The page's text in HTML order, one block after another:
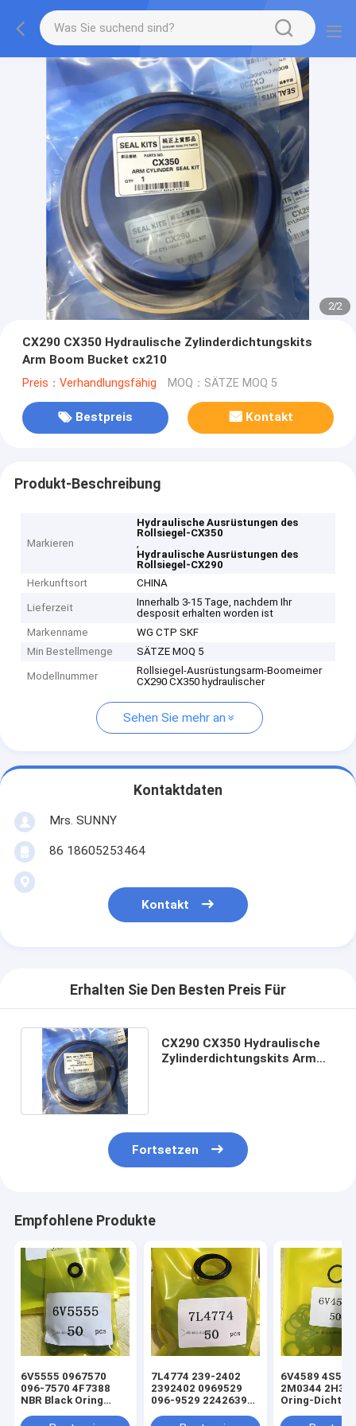
2/2
CX290 CX350 Hydraulische Zylinderdichtungskits
Arm Boom Bucket cx210
Preis：Verhandlungsfähig MOQ：SÄTZE MOQ 5
Bestpreis Kontakt
Produkt-Beschreibung
Markieren
Hydraulische Ausrüstungen des
Rollsiegel-CX350
,
Hydraulische Ausrüstungen des
Rollsiegel-CX290
Herkunftsort
CHINA
Lieferzeit
Innerhalb 3-15 Tage, nachdem Ihr
desposit erhalten worden ist
Markenname
WG CTP SKF
Min Bestellmenge
SÄTZE MOQ 5
Modellnummer
Rollsiegel-Ausrüstungsarm-Boomeimer
CX290 CX350 hydraulischer
Sehen Sie mehr an
Kontaktdaten
Mrs. SUNNY
86 18605253464
Kontakt
Erhalten Sie Den Besten Preis Für
CX290 CX350 Hydraulische
Zylinderdichtungskits Arm
Fortsetzen
Empfohlene Produkte
6V5555 0967570
096-7570 4F7388
NBR Black Oring
7L4774 239-2402
2392402 0969529
096-9529 2242639
6V4589
2M0344
Oring-